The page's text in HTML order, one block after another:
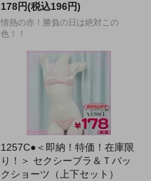
178円(税込196円)
情熱の赤！勝負の日は絶対この
色！！
1257C●＜即納！特価！在庫限
り！＞ セクシーブラ＆Ｔバッ
クショーツ（上下セット）